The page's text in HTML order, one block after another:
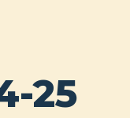
25